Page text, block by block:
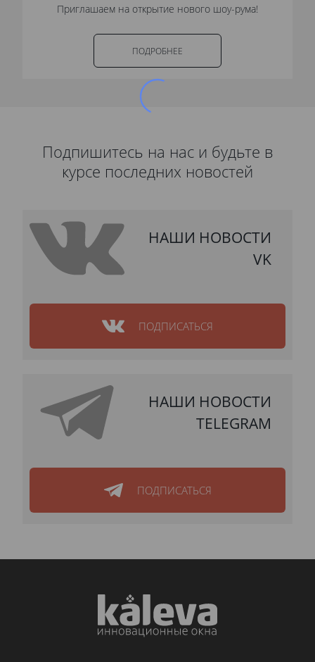
Приглашаем на открытие нового шоу-рума!
ПОДРОБНЕЕ
Подпишитесь на нас и будьте в
курсе последних новостей
НАШИ НОВОСТИ
VK
ПОДПИСАТЬСЯ
НАШИ НОВОСТИ
TELEGRAM
ПОДПИСАТЬСЯ